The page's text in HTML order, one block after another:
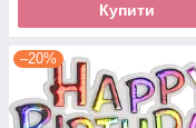
Купити
–20%